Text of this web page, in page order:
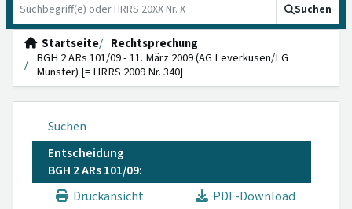
Suchen
Startseite
Rechtsprechung
BGH 2 ARs 101/09 - 11. März 2009 (AG Leverkusen/LG
Münster) [= HRRS 2009 Nr. 340]
Suchen
Entscheidung
BGH 2 ARs 101/09:
Druckansicht
PDF-Download